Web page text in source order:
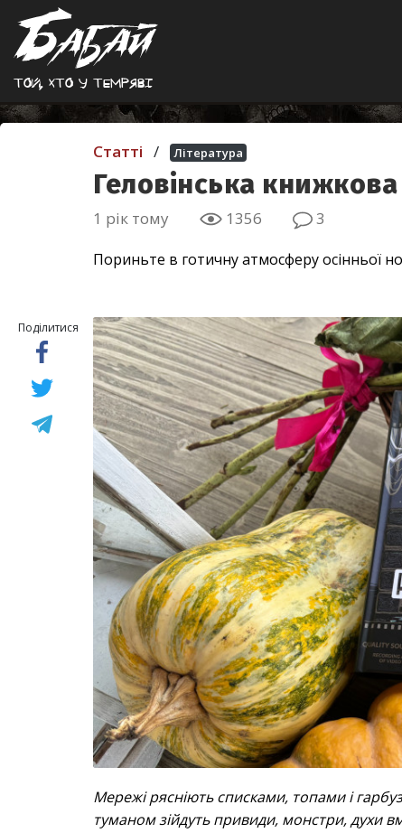
Той, хто у темрявi
Статті / Література
Геловінська книжкова
1 рік тому 1356 3
Пориньте в готичну атмосферу осінньої
Поділитися
Мережі рясніють списками, топами і
туманом зійдуть привиди, монстри, духи